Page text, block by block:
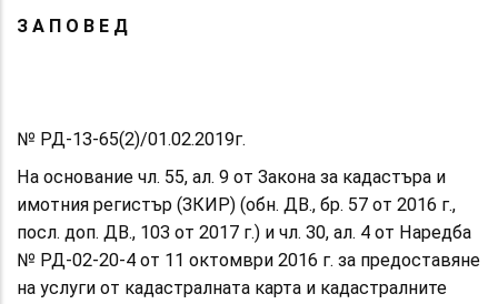
З А П О В Е Д
№ РД-13-65(2)/01.02.2019г.
На основание чл. 55, ал. 9 от Закона за кадастъра и
имотния регистър (ЗКИР) (обн. ДВ., бр. 57 от 2016 г.,
посл. доп. ДВ., 103 от 2017 г.) и чл. 30, ал. 4 от Наредба
№ РД-02-20-4 от 11 октомври 2016 г. за предоставяне
на услуги от кадастралната карта и кадастралните